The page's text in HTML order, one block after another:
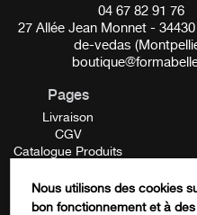
04 67 82 91 76
27 Allée Jean Monnet -
de-vedas
Pages
Livraison
CGV
Catalogue Produits
Contactez-nous
FORMATION
Nous utilisons des cookies
bon fonctionnement et à